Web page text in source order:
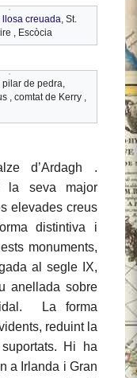
llosa creuada , St.
, Escòcia
pilar de pedra,
, comtat de Kerry ,
d’Ardagh .
la seva major
elevades creus
distintiva i
monuments,
al segle IX,
anellada sobre
La forma
reduint la
Hi ha
a Irlanda i Gran